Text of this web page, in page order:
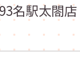
名駅太閤店